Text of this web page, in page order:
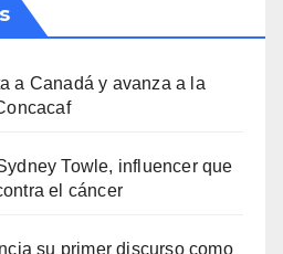
a Canadá y avanza a la
Towle, influencer que
el cáncer
su primer discurso como